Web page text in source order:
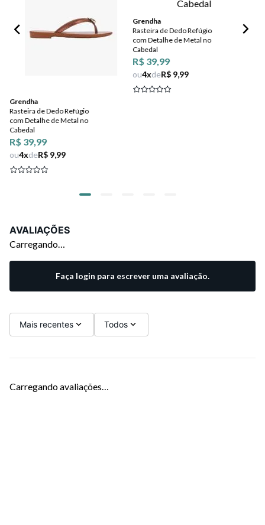
Grendha
Rasteira de Dedo Refúgio
com Detalhe de Metal no
Cabedal
R$ 39,99
ou4xdeR$ 9,99
Grendha
Rasteira de Dedo Refúgio
com Detalhe de Metal no
Cabedal
R$ 39,99
ou4xdeR$ 9,99
AVALIAÇÕES
Carregando…
Faça login para escrever uma avaliação.
Mais recentes Todos
Carregando avaliações…